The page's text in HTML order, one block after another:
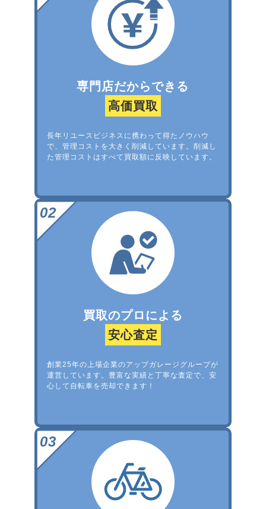
専門店だからできる
高価買取
長年リユースビジネスに携わって得たノウハウ
で、管理コストを大きく削減しています。削減し
た管理コストはすべて買取額に反映しています。
買取のプロによる
安心査定
創業25年の上場企業のアップガレージグループが
運営しています。豊富な実績と丁寧な査定で、安
心して自転車を売却できます！